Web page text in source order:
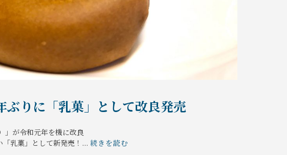
りに「乳菓」として改良発売
」が令和元年を機に改良
乳菓」として新発売！... 続きを読む